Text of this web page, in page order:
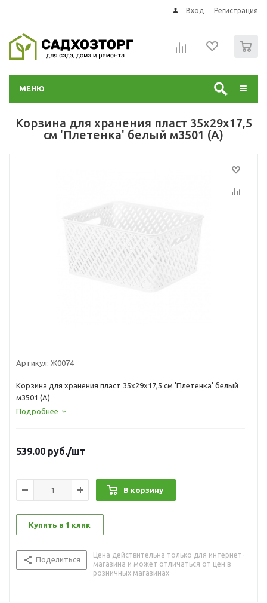
Вход Регистрация
МЕНЮ
Корзина для хранения пласт 35х29х17,5
см 'Плетенка' белый м3501 (А)
Артикул: Ж0074
Корзина для хранения пласт 35х29х17,5 см 'Плетенка' белый
м3501 (А)
Подробнее
539.00 руб./шт
В корзину
Купить в 1 клик
Поделиться
Цена действительна только для интернет-
магазина и может отличаться от цен в
розничных магазинах